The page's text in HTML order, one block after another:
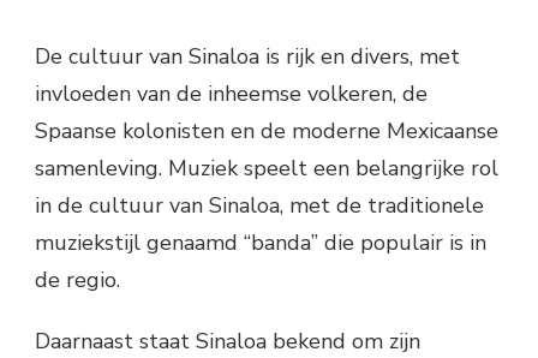
De cultuur van Sinaloa is rijk en divers, met
invloeden van de inheemse volkeren, de
Spaanse kolonisten en de moderne Mexicaanse
samenleving. Muziek speelt een belangrijke rol
in de cultuur van Sinaloa, met de traditionele
muziekstijl genaamd “banda” die populair is in
de regio.
Daarnaast staat Sinaloa bekend om zijn